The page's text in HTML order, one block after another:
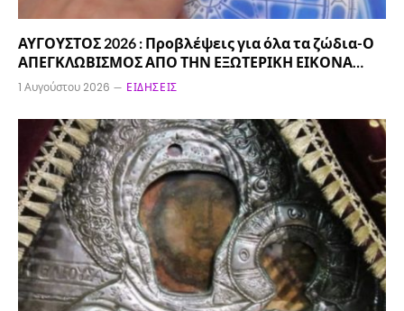
ΑΥΓΟΥΣΤΟΣ 2026 : Προβλέψεις για όλα τα ζώδια-Ο
ΑΠΕΓΚΛΩΒΙΣΜΟΣ ΑΠΟ ΤΗΝ ΕΞΩΤΕΡΙΚΗ ΕΙΚΟΝΑ…
1 Αυγούστου 2026 ΕΙΔΉΣΕΙΣ